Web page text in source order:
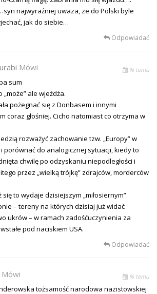
najwyraźniej uwaza, ze do Polski byle
jak do siebie…
Odpowiadać
Mówi % temu
sum
„może” ale wjeżdża.
pożegnać się z Donbasem i innymi
coraz głośniej. Cicho natomiast co otrzyma w
rozważyć zachowanie tzw. „Europy” w
porównać do analogicznej sytuacji, kiedy to
chwilę po odzyskaniu niepodległości i
przez „wielką trójkę” zdrajców, morderców
to wydaje dzisiejszym „miłosiernym”
– tereny na których dzisiaj już widać
ukrów – w ramach zadośćuczynienia za
pod naciskiem USA.
Odpowiadać
Mówi % temu
tożsamość narodowa nazistowskiej